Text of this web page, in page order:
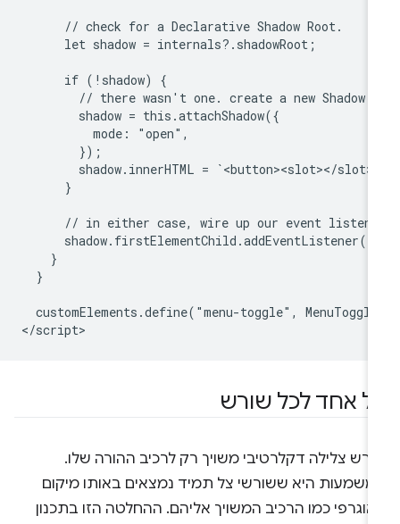
      // check for a Declarative Shadow Root.
      let shadow = internals?.shadowRoot;
      if (!shadow) {
// there wasn't one. create a new Shadow
        shadow = this.attachShadow({
          mode: "open",
        });
shadow.innerHTML = `<button><slot></
      }
// in either case, wire up our event
    }
customElements.define("menu-toggle",
אחד לכל שורש
צלילה דקלרטיבי משויך רק לרכיב ההורה שלו.
היא ששורשי צל תמיד נמצאים באותו מיקום
כמו הרכיב המשויך אליהם. ההחלטה הזו בתכנון